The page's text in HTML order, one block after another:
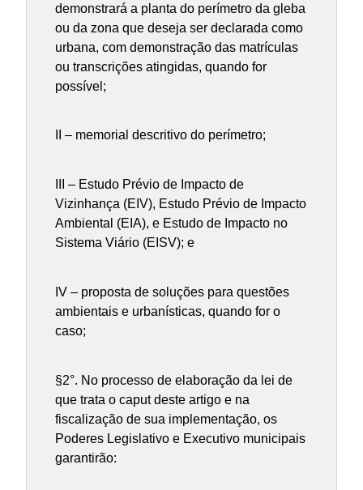
demonstrará a planta do perímetro da gleba
ou da zona que deseja ser declarada como
urbana, com demonstração das matrículas
ou transcrições atingidas, quando for
possível;
II – memorial descritivo do perímetro;
III – Estudo Prévio de Impacto de
Vizinhança (EIV), Estudo Prévio de Impacto
Ambiental (EIA), e Estudo de Impacto no
Sistema Viário (EISV); e
IV – proposta de soluções para questões
ambientais e urbanísticas, quando for o
caso;
§2°. No processo de elaboração da lei de
que trata o caput deste artigo e na
fiscalização de sua implementação, os
Poderes Legislativo e Executivo municipais
garantirão: